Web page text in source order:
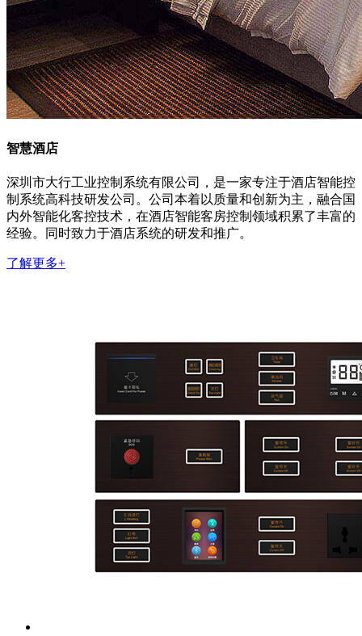
智慧酒店
深圳市大行工业控制系统有限公司，是一家专注于酒店智能控
制系统高科技研发公司。公司本着以质量和创新为主，融合国
内外智能化客控技术，在酒店智能客房控制领域积累了丰富的
经验。同时致力于酒店系统的研发和推广。
了解更多+